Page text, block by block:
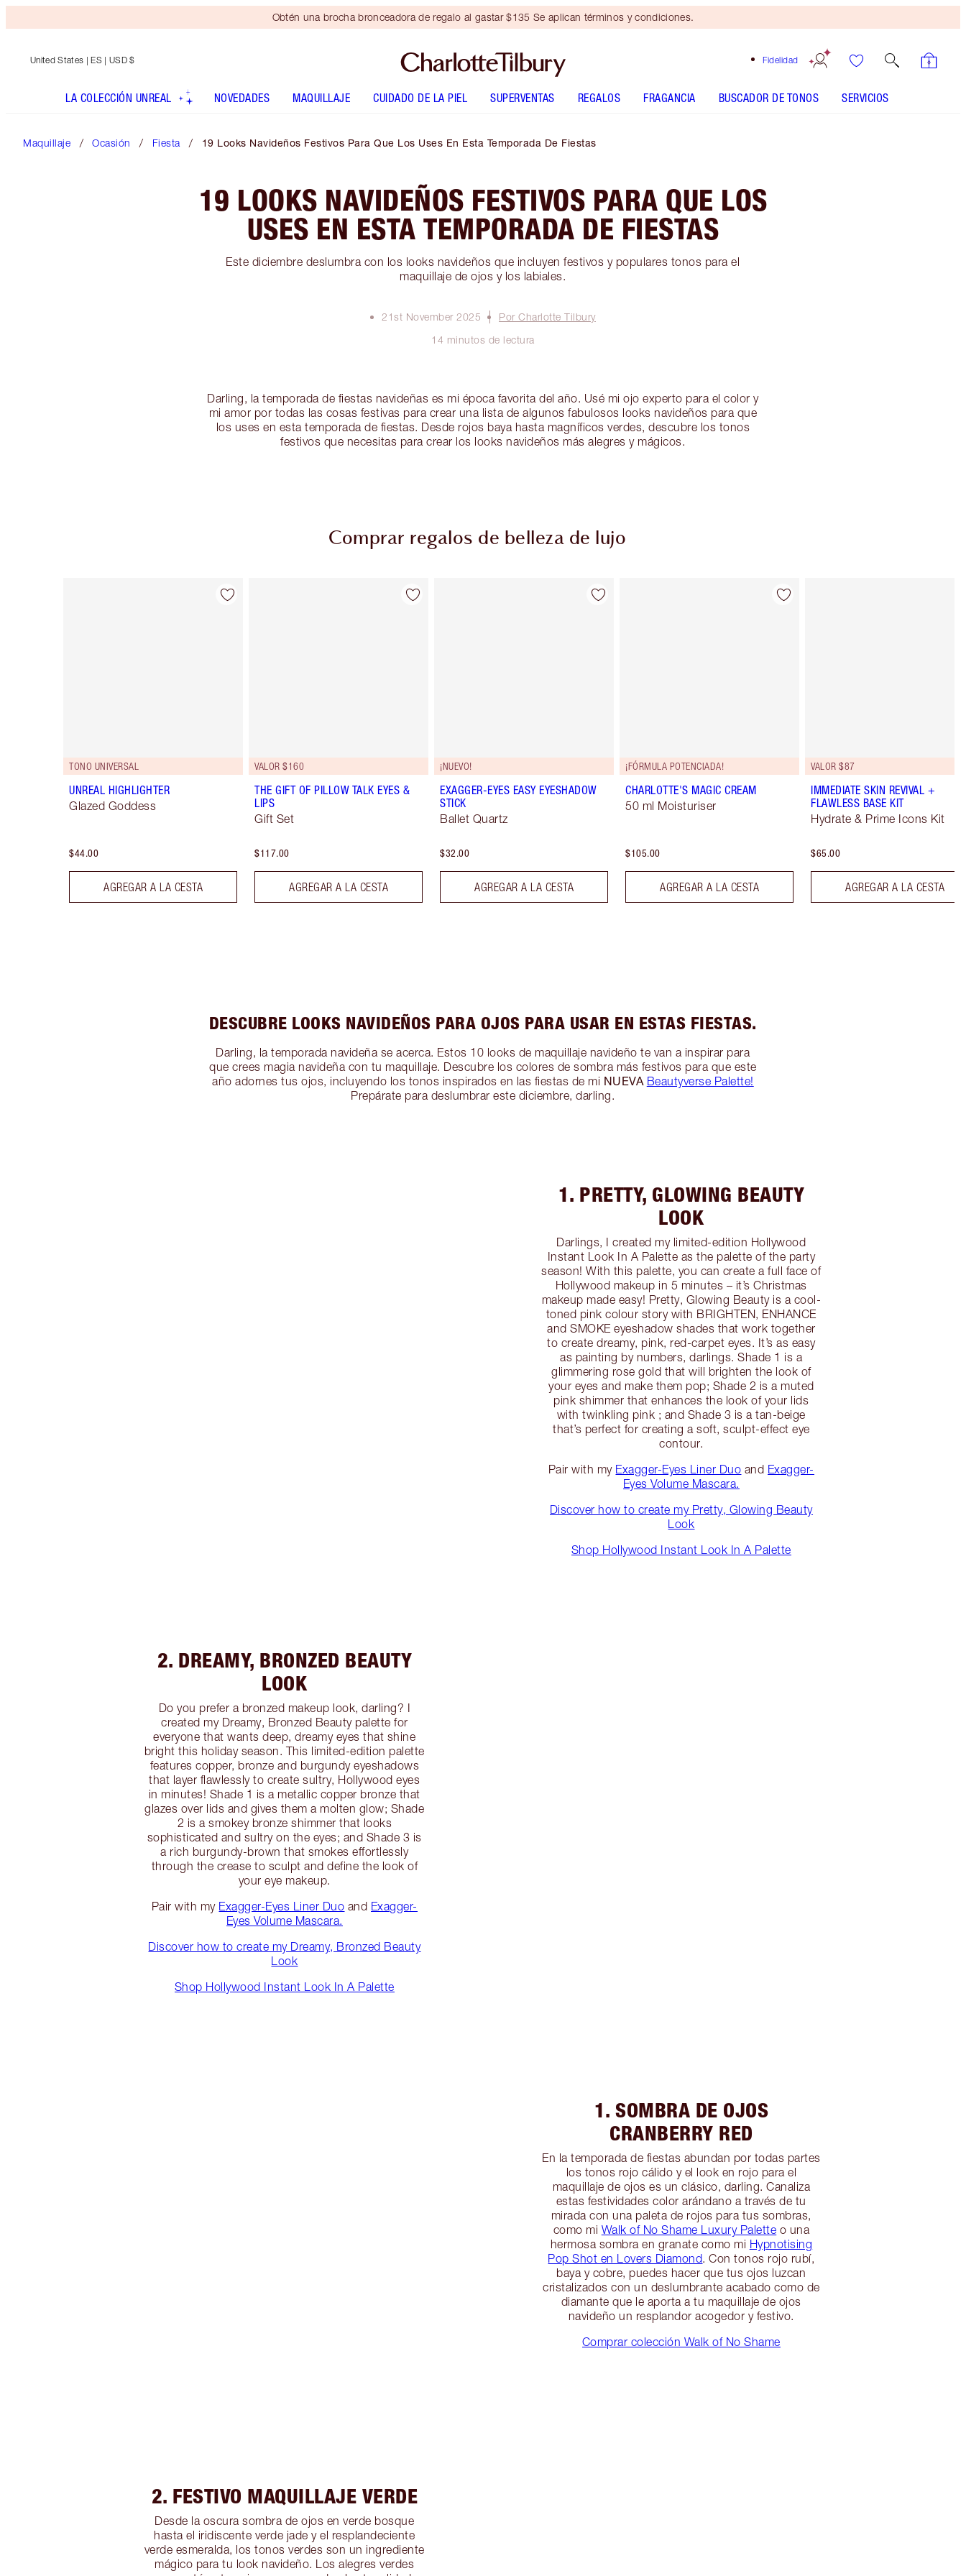
Obtén una brocha bronceadora de regalo al gastar $135 Se aplican términos y condiciones.
Fidelidad
United States | ES | USD $
LA COLECCIÓN UNREAL NOVEDADES MAQUILLAJE CUIDADO DE LA PIEL SUPERVENTAS REGALOS FRAGANCIA BUSCADOR DE TONOS SERVICIOS
Maquillaje Ocasión Fiesta 19 Looks Navideños Festivos Para Que Los Uses En Esta Temporada De Fiestas
19 LOOKS NAVIDEÑOS FESTIVOS PARA QUE LOS
USES EN ESTA TEMPORADA DE FIESTAS
Este diciembre deslumbra con los looks navideños que incluyen festivos y populares tonos para el
maquillaje de ojos y los labiales.
21st November 2025
Por Charlotte Tilbury
14 minutos de lectura
Darling, la temporada de fiestas navideñas es mi época favorita del año. Usé mi ojo experto para el color y
mi amor por todas las cosas festivas para crear una lista de algunos fabulosos looks navideños para que
los uses en esta temporada de fiestas. Desde rojos baya hasta magníficos verdes, descubre los tonos
festivos que necesitas para crear los looks navideños más alegres y mágicos.
Comprar regalos de belleza de lujo
Artículo 1 de 108
TONO UNIVERSAL
UNREAL HIGHLIGHTER
Glazed Goddess
$44.00
AGREGAR A LA CESTA
Artículo 2 de 108
VALOR $160
THE GIFT OF PILLOW TALK EYES &
LIPS
Gift Set
$117.00
AGREGAR A LA CESTA
Artículo 3 de 108
¡NUEVO!
EXAGGER-EYES EASY EYESHADOW
STICK
Ballet Quartz
$32.00
AGREGAR A LA CESTA
Artículo 4 de 108
¡FÓRMULA POTENCIADA!
CHARLOTTE'S MAGIC CREAM
50 ml Moisturiser
$105.00
AGREGAR A LA CESTA
VALOR $87
IMMEDIATE SKIN REVIVAL +
FLAWLESS BASE KIT
Hydrate & Prime Icons Kit
$65.00
AGREGAR A LA CESTA
DESCUBRE LOOKS NAVIDEÑOS PARA OJOS PARA USAR EN ESTAS FIESTAS.
Darling, la temporada navideña se acerca. Estos 10 looks de maquillaje navideño te van a inspirar para
que crees magia navideña con tu maquillaje. Descubre los colores de sombra más festivos para que este
año adornes tus ojos, incluyendo los tonos inspirados en las fiestas de mi NUEVA Beautyverse Palette!
Prepárate para deslumbrar este diciembre, darling.
1. PRETTY, GLOWING BEAUTY
LOOK
Darlings, I created my limited-edition Hollywood
Instant Look In A Palette as the palette of the party
season! With this palette, you can create a full face of
Hollywood makeup in 5 minutes – it’s Christmas
makeup made easy! Pretty, Glowing Beauty is a cool-
toned pink colour story with BRIGHTEN, ENHANCE
and SMOKE eyeshadow shades that work together
to create dreamy, pink, red-carpet eyes. It’s as easy
as painting by numbers, darlings. Shade 1 is a
glimmering rose gold that will brighten the look of
your eyes and make them pop; Shade 2 is a muted
pink shimmer that enhances the look of your lids
with twinkling pink ; and Shade 3 is a tan-beige
that’s perfect for creating a soft, sculpt-effect eye
contour.
Pair with my Exagger-Eyes Liner Duo and Exagger-
Eyes Volume Mascara.
Discover how to create my Pretty, Glowing Beauty
Look
Shop Hollywood Instant Look In A Palette
2. DREAMY, BRONZED BEAUTY
LOOK
Do you prefer a bronzed makeup look, darling? I
created my Dreamy, Bronzed Beauty palette for
everyone that wants deep, dreamy eyes that shine
bright this holiday season. This limited-edition palette
features copper, bronze and burgundy eyeshadows
that layer flawlessly to create sultry, Hollywood eyes
in minutes! Shade 1 is a metallic copper bronze that
glazes over lids and gives them a molten glow; Shade
2 is a smokey bronze shimmer that looks
sophisticated and sultry on the eyes; and Shade 3 is
a rich burgundy-brown that smokes effortlessly
through the crease to sculpt and define the look of
your eye makeup.
Pair with my Exagger-Eyes Liner Duo and Exagger-
Eyes Volume Mascara.
Discover how to create my Dreamy, Bronzed Beauty
Look
Shop Hollywood Instant Look In A Palette
1. SOMBRA DE OJOS
CRANBERRY RED
En la temporada de fiestas abundan por todas partes
los tonos rojo cálido y el look en rojo para el
maquillaje de ojos es un clásico, darling. Canaliza
estas festividades color arándano a través de tu
mirada con una paleta de rojos para tus sombras,
como mi Walk of No Shame Luxury Palette o una
hermosa sombra en granate como mi Hypnotising
Pop Shot en Lovers Diamond. Con tonos rojo rubí,
baya y cobre, puedes hacer que tus ojos luzcan
cristalizados con un deslumbrante acabado como de
diamante que le aporta a tu maquillaje de ojos
navideño un resplandor acogedor y festivo.
Comprar colección Walk of No Shame
2. FESTIVO MAQUILLAJE VERDE
Desde la oscura sombra de ojos en verde bosque
hasta el iridiscente verde jade y el resplandeciente
verde esmeralda, los tonos verdes son un ingrediente
mágico para tu look navideño. Los alegres verdes